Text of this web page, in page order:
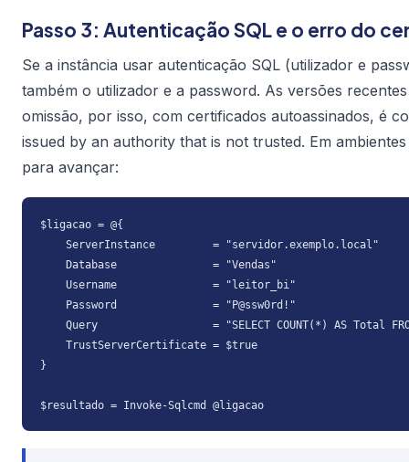
Passo 3: Autenticação SQL e o erro do
Se a instância usar autenticação SQL (utilizador e
também o utilizador e a password. As versões
omissão, por isso, com certificados autoassinados, é
issued by an authority that is not trusted. Em
para avançar:
$ligacao = @{
    ServerInstance         = "servidor.exemplo.local"
    Database               = "Vendas"
    Username               = "leitor_bi"
    Password               = "P@ssw0rd!"
Query                  = "SELECT COUNT(*) AS Total
    TrustServerCertificate = $true
}
$resultado = Invoke-Sqlcmd @ligacao